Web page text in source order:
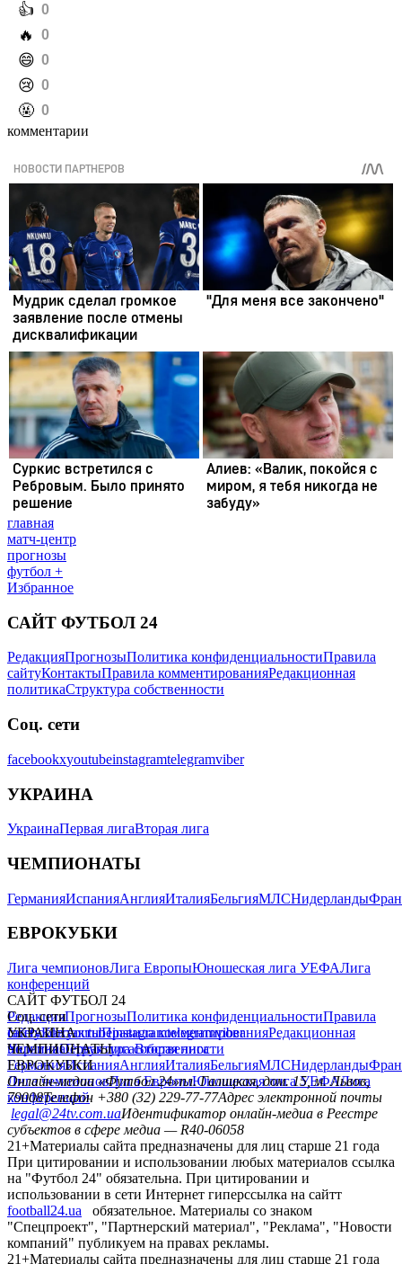
️👍 0
️🔥 0
️😄 0
️😢 0
️🤬 0
комментарии
главная
матч-центр
прогнозы
футбол +
Избранное
САЙТ ФУТБОЛ 24
РедакцияПрогнозыПолитика конфиденциальностиПравила
сайтуКонтактыПравила комментированияРедакционная
политикаСтруктура собственности
Соц. сети
facebookxyoutubeinstagramtelegramviber
УКРАИНА
УкраинаПервая лигаВторая лига
ЧЕМПИОНАТЫ
ГерманияИспанияАнглияИталияБельгияМЛСНидерланды
ЕВРОКУБКИ
Лига чемпионовЛига ЕвропыЮношеская лига УЕФАЛига
конференций
САЙТ ФУТБОЛ 24
РедакцияПрогнозыПолитика конфиденциальностиПравила
сайтуКонтактыПравила комментированияРедакционная
политикаСтруктура собственности
Соц. сети
facebookxyoutubeinstagramtelegramviber
УКРАИНА
УкраинаПервая лигаВторая лига
ЧЕМПИОНАТЫ
ГерманияИспанияАнглияИталияБельгияМЛСНидерланды
ЕВРОКУБКИ
Лига чемпионовЛига ЕвропыЮношеская лига УЕФАЛига
конференций
Онлайн-медиа «Футбол 24»пл. Галицкая, дом. 15, м. Львов,
79008Телефон +380 (32) 229-77-77Адрес электронной почты
legal@24tv.com.uaИдентификатор онлайн-медиа в Реестре
субъектов в сфере медиа — R40-06058
21+Материалы сайта предназначены для лиц старше 21 года
При цитировании и использовании любых материалов ссылка
на "Футбол 24" обязательна. При цитировании и
использовании в сети Интернет гиперссылка на сайтт
football24.ua
обязательное. Материалы со знаком
"Спецпроект", "Партнерский материал", "Реклама", "Новости
компаний" публикуем на правах рекламы.
21+Материалы сайта предназначены для лиц старше 21 года